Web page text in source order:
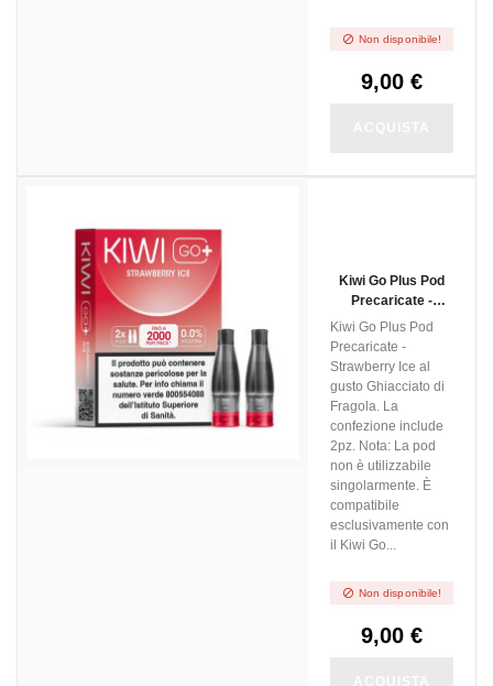
 Non disponibile!
9,00 €
Kiwi Go Plus Pod
Precaricate -
Strawberry Ice -
2ml - 2pz
Kiwi Go Plus Pod
Precaricate -
Strawberry Ice al
gusto Ghiacciato di
Fragola. La
confezione include
2pz. Nota: La pod
non è utilizzabile
singolarmente. È
compatibile
esclusivamente con
il Kiwi Go...
 Non disponibile!
9,00 €